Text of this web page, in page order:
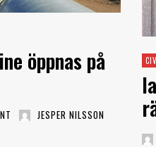
öppnas på
JESPER NILSSON